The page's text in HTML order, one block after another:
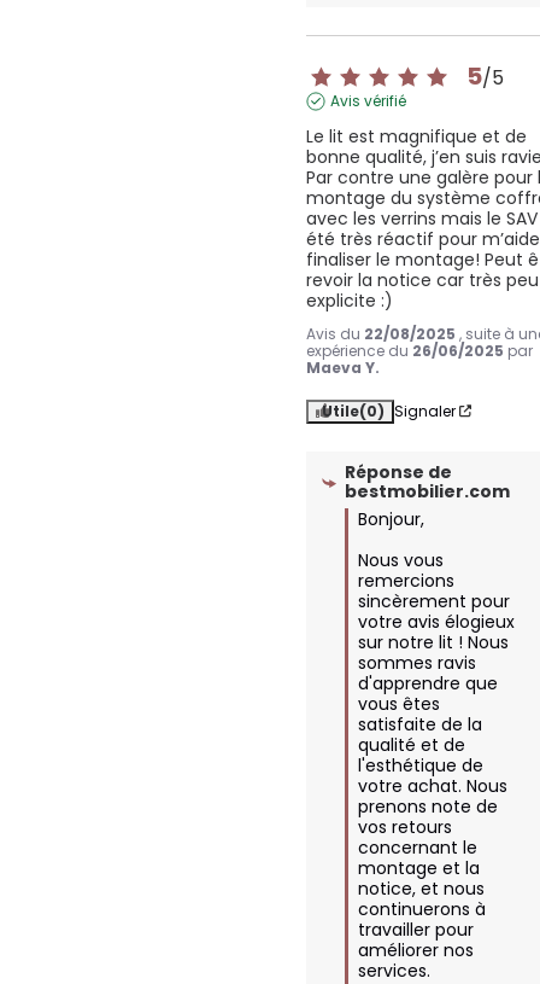
5/5
Avis vérifié
Le lit est magnifique et de
bonne qualité, j’en suis
Par contre une galère pour
montage du système
avec les verrins mais le
été très réactif pour
finaliser le montage! Peut
revoir la notice car très peu
explicite :)
Avis du 22/08/2025 , suite à
expérience du 26/06/2025 par
Maeva Y.
Utile(0) Signaler
Réponse de
bestmobilier.com
Bonjour,
Nous vous
remercions
sincèrement pour
votre avis élogieux
sur notre lit ! Nous
sommes ravis
d'apprendre que
vous êtes
satisfaite de la
qualité et de
l'esthétique de
votre achat. Nous
prenons note de
vos retours
concernant le
montage et la
notice, et nous
continuerons à
travailler pour
améliorer nos
services.